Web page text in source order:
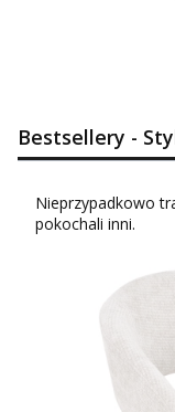
Bestsellery -
Nieprzypadkowo
pokochali inni.